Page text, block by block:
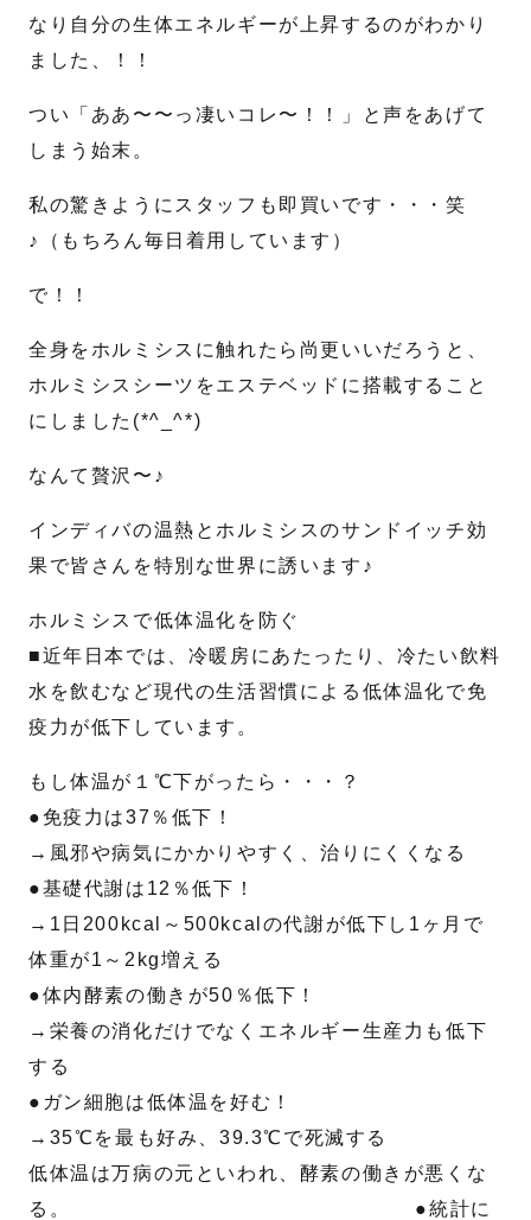
なり自分の生体エネルギーが上昇するのがわかり
ました、！！
つい「ああ〜〜っ凄いコレ〜！！」と声をあげて
しまう始末。
私の驚きようにスタッフも即買いです・・・笑
♪（もちろん毎日着用しています）
で！！
全身をホルミシスに触れたら尚更いいだろうと、
ホルミシスシーツをエステベッドに搭載すること
にしました(*^_^*)
なんて贅沢〜♪
インディバの温熱とホルミシスのサンドイッチ効
果で皆さんを特別な世界に誘います♪
ホルミシスで低体温化を防ぐ
■近年日本では、冷暖房にあたったり、冷たい飲料
水を飲むなど現代の生活習慣による低体温化で免
疫力が低下しています。
もし体温が１℃下がったら・・・？
●免疫力は37％低下！
→風邪や病気にかかりやすく、治りにくくなる
●基礎代謝は12％低下！
→1日200kcal～500kcalの代謝が低下し1ヶ月で
体重が1～2kg増える
●体内酵素の働きが50％低下！
→栄養の消化だけでなくエネルギー生産力も低下
する
●ガン細胞は低体温を好む！
→35℃を最も好み、39.3℃で死滅する
低体温は万病の元といわれ、酵素の働きが悪くな
る。 ●統計に